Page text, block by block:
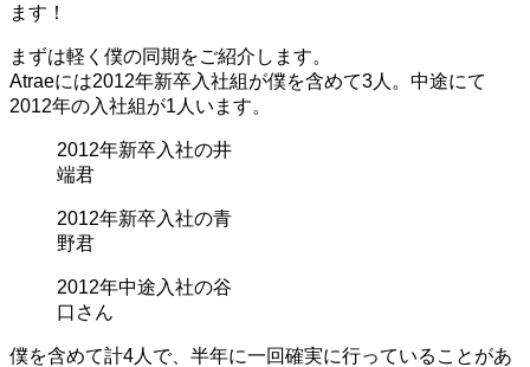
ます！
まずは軽く僕の同期をご紹介します。
Atraeには2012年新卒入社組が僕を含めて3人。中途にて
2012年の入社組が1人います。
2012年新卒入社の井
端君
2012年新卒入社の青
野君
2012年中途入社の谷
口さん
僕を含めて計4人で、半年に一回確実に行っていることがあ